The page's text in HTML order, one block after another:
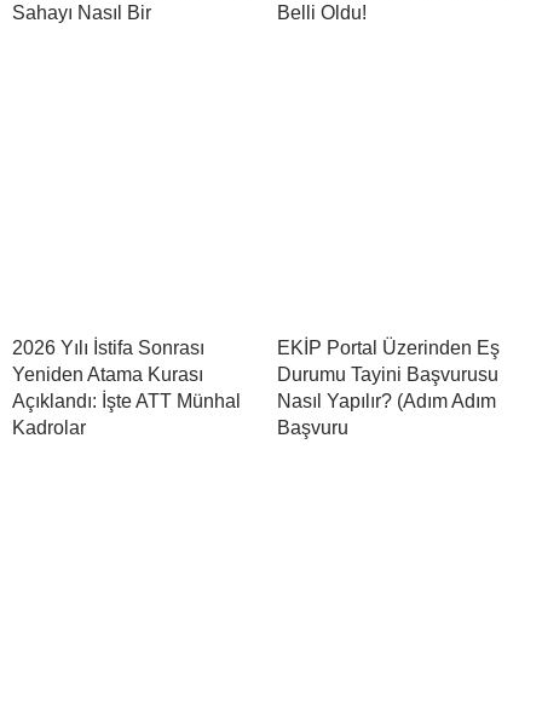
Sahayı Nasıl Bir
Belli Oldu!
2026 Yılı İstifa Sonrası
Yeniden Atama Kurası
Açıklandı: İşte ATT Münhal
Kadrolar
EKİP Portal Üzerinden Eş
Durumu Tayini Başvurusu
Nasıl Yapılır? (Adım Adım
Başvuru